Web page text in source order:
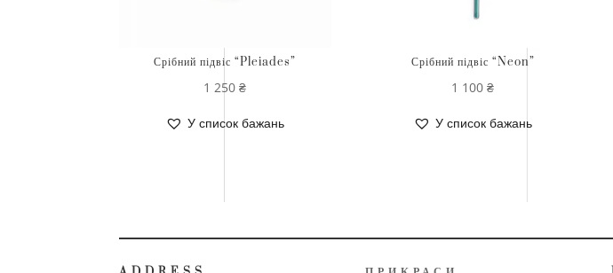
Срібний підвіс “Pleiades”
1 250₴
У список бажань
Срібний підвіс “Neon”
1 100₴
У список бажань